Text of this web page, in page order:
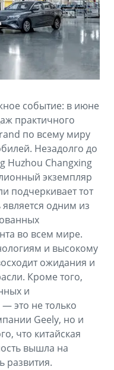
349 990 ₽*
EX5
769 990 ₽*
событие: в июне
практичного
по всему миру
Незадолго до
Huzhou Changxing
экземпляр
подчеркивает тот
одним из
во всем мире.
и высокому
ожидания и
Кроме того,
и
это не только
Geely, но и
что китайская
вышла на
развития.